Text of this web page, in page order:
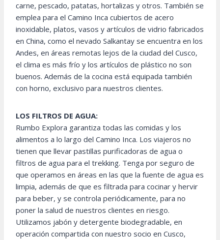
carne, pescado, patatas, hortalizas y otros. También se
emplea para el Camino Inca cubiertos de acero
inoxidable, platos, vasos y artículos de vidrio fabricados
en China, como el nevado Salkantay se encuentra en los
Andes, en áreas remotas lejos de la ciudad del Cusco,
el clima es más frío y los artículos de plástico no son
buenos. Además de la cocina está equipada también
con horno, exclusivo para nuestros clientes.
LOS FILTROS DE AGUA:
Rumbo Explora garantiza todas las comidas y los
alimentos a lo largo del Camino Inca. Los viajeros no
tienen que llevar pastillas purificadoras de agua o
filtros de agua para el trekking. Tenga por seguro de
que operamos en áreas en las que la fuente de agua es
limpia, además de que es filtrada para cocinar y hervir
para beber, y se controla periódicamente, para no
poner la salud de nuestros clientes en riesgo.
Utilizamos jabón y detergente biodegradable, en
operación compartida con nuestro socio en Cusco,